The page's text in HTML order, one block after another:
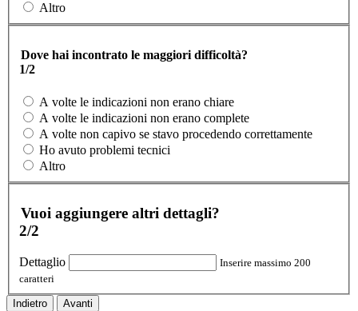
Altro
Dove hai incontrato le maggiori difficoltà?
1/2
A volte le indicazioni non erano chiare
A volte le indicazioni non erano complete
A volte non capivo se stavo procedendo correttamente
Ho avuto problemi tecnici
Altro
Vuoi aggiungere altri dettagli?
2/2
Dettaglio
Inserire massimo 200
caratteri
Indietro Avanti